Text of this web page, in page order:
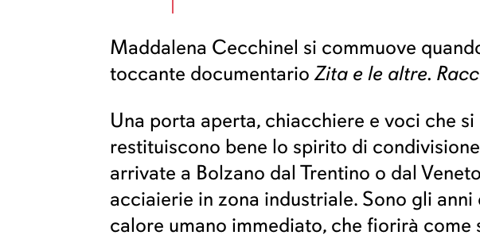
Maddalena Cecchinel si commuove
toccante documentario Zita e le altre.
Una porta aperta, chiacchiere e voci che
restituiscono bene lo spirito di
arrivate a Bolzano dal Trentino o dal
acciaierie in zona industriale. Sono gli
calore umano immediato, che fiorirà come